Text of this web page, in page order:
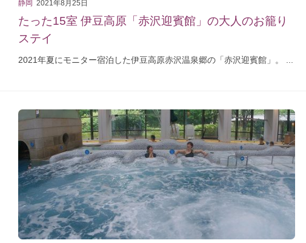
静岡 2021年8月25日
たった15室 伊豆高原「赤沢迎賓館」の大人のお籠り
ステイ
2021年夏にモニター宿泊した伊豆高原赤沢温泉郷の「赤沢迎賓館」。 ...